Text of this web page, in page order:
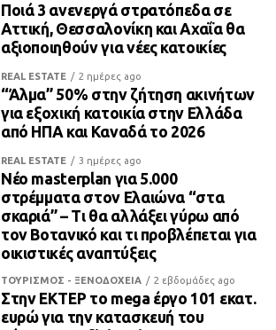
Ποιά 3 ανενεργά στρατόπεδα σε
Αττική, Θεσσαλονίκη και Αχαΐα θα
αξιοποιηθούν για νέες κατοικίες
REAL ESTATE 2 ημέρες ago
“Άλμα” 50% στην ζήτηση ακινήτων
για εξοχική κατοικία στην Ελλάδα
από ΗΠΑ και Καναδά το 2026
REAL ESTATE 3 ημέρες ago
Νέο masterplan για 5.000
στρέμματα στον Ελαιώνα “στα
σκαριά” – Τι θα αλλάξει γύρω από
τον Βοτανικό και τι προβλέπεται για
οικιστικές αναπτύξεις
ΤΟΥΡΙΣΜΟΣ - ΞΕΝΟΔΟΧΕΙΑ 2 εβδομάδες ago
Στην ΕΚΤΕΡ το mega έργο 101 εκατ.
ευρώ για την κατασκευή του